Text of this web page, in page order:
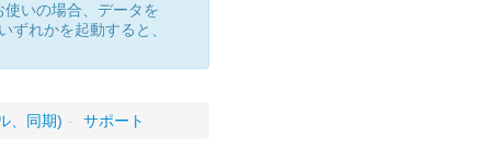
いの場合、データを
れかを起動すると、
、同期) - サポート